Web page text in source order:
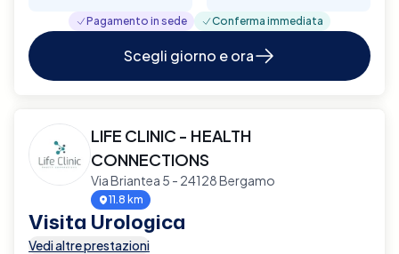
Pagamento in sede Conferma immediata
Scegli giorno e ora
LIFE CLINIC - HEALTH
CONNECTIONS
Via Briantea 5 - 24128 Bergamo
11.8 km
Visita Urologica
Vedi altre prestazioni